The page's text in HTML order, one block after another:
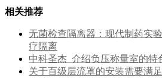
相关推荐
无菌检查隔离器：现代制药实
疗隔离
中科圣杰_介绍负压称量室的特
关于百级层流罩的安装需要满